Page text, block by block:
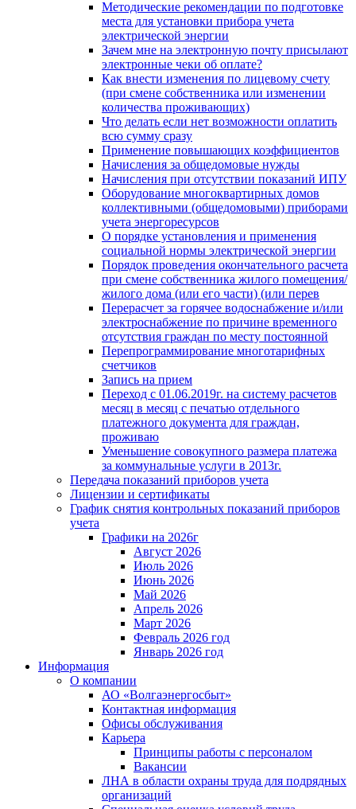
Методические рекомендации по подготовке
места для установки прибора учета
электрической энергии
Зачем мне на электронную почту присылают
электронные чеки об оплате?
Как внести изменения по лицевому счету
(при смене собственника или изменении
количества проживающих)
Что делать если нет возможности оплатить
всю сумму сразу
Применение повышающих коэффициентов
Начисления за общедомовые нужды
Начисления при отсутствии показаний ИПУ
Оборудование многоквартирных домов
коллективными (общедомовыми) приборами
учета энергоресурсов
О порядке установления и применения
социальной нормы электрической энергии
Порядок проведения окончательного расчета
при смене собственника жилого помещения/
жилого дома (или его части) (или перев
Перерасчет за горячее водоснабжение и/или
электроснабжение по причине временного
отсутствия граждан по месту постоянной
Перепрограммирование многотарифных
счетчиков
Запись на прием
Переход с 01.06.2019г. на систему расчетов
месяц в месяц с печатью отдельного
платежного документа для граждан,
проживаю
Уменьшение совокупного размера платежа
за коммунальные услуги в 2013г.
Передача показаний приборов учета
Лицензии и сертификаты
График снятия контрольных показаний приборов
учета
Графики на 2026г
Август 2026
Июль 2026
Июнь 2026
Май 2026
Апрель 2026
Март 2026
Февраль 2026 год
Январь 2026 год
Информация
О компании
АО «Волгаэнергосбыт»
Контактная информация
Офисы обслуживания
Карьера
Принципы работы с персоналом
Вакансии
ЛНА в области охраны труда для подрядных
организаций